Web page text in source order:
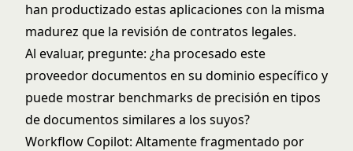
han productizado estas aplicaciones con la misma
madurez que la revisión de contratos legales.
Al evaluar, pregunte: ¿ha procesado este
proveedor documentos en su dominio específico y
puede mostrar benchmarks de precisión en tipos
de documentos similares a los suyos?
Workflow Copilot: Altamente fragmentado por